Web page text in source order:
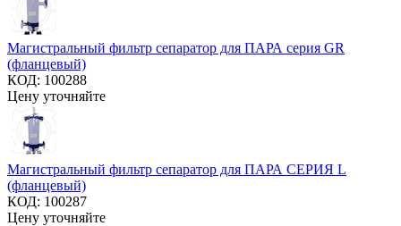
Магистральный фильтр сепаратор для ПАРА серия GR
(фланцевый)
КОД: 100288
Цену уточняйте
Магистральный фильтр сепаратор для ПАРА СЕРИЯ L
(фланцевый)
КОД: 100287
Цену уточняйте